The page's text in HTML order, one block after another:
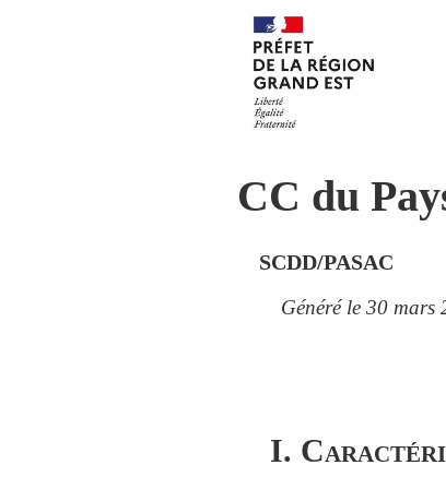
CC du
SCDD/PASAC
Généré le 30 mars
I.